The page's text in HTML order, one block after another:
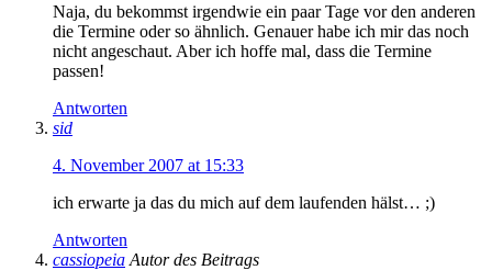
Naja, du bekommst irgendwie ein paar Tage vor den anderen
die Termine oder so ähnlich. Genauer habe ich mir das noch
nicht angeschaut. Aber ich hoffe mal, dass die Termine
passen!
Antworten
sid
4. November 2007 at 15:33
ich erwarte ja das du mich auf dem laufenden hälst… ;)
Antworten
cassiopeia Autor des Beitrags